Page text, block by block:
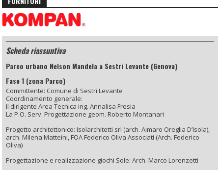
Scheda riassuntiva
Parco urbano Nelson Mandela a Sestri Levante (Genova)
Fase 1 (zona Parco)
Committente: Comune di Sestri Levante
Coordinamento generale:
Il dirigente Area Tecnica ing. Annalisa Fresia
La P.O. Serv. Progettazione geom. Roberto Montanari
Progetto architettonico: Isolarchitetti srl (arch. Aimaro Oreglia D’Isola),
arch. Milena Matteini, FOA Federico Oliva Associati (Arch. Federico
Oliva)
Progettazione e realizzazione giochi Sole: Arch. Marco Lorenzetti